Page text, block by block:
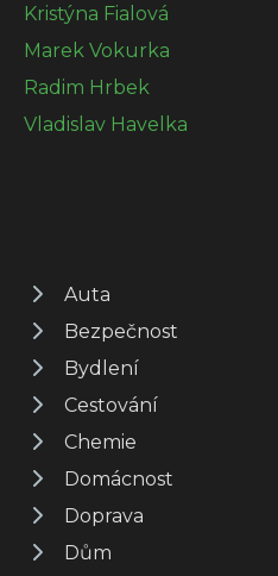
Kristýna Fialová
Marek Vokurka
Radim Hrbek
Vladislav Havelka
Auta
Bezpečnost
Bydlení
Cestování
Chemie
Domácnost
Doprava
Dům